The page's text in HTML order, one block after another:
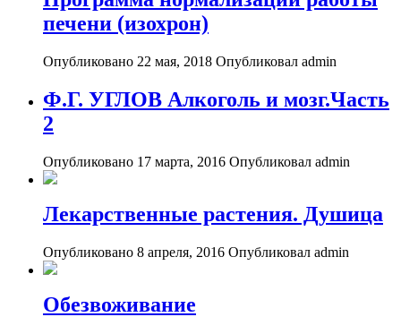
печени (изохрон)
Опубликовано 22 мая, 2018 Опубликовал admin
Ф.Г. УГЛОВ Алкоголь и мозг.Часть
2
Опубликовано 17 марта, 2016 Опубликовал admin
Лекарственные растения. Душица
Опубликовано 8 апреля, 2016 Опубликовал admin
Обезвоживание